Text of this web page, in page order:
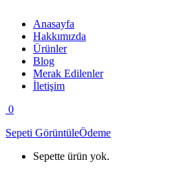
Anasayfa
Hakkımızda
Ürünler
Blog
Merak Edilenler
İletişim
0
Sepeti GörüntüleÖdeme
Sepette ürün yok.